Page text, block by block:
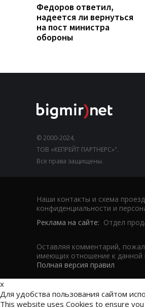
Федоров ответил,
надеется ли вернуться
на пост министра
обороны
© 2000-2024,
ТОВ «КЕПРЕЙТ ПАРТНЕРС»".
Все права защищены.
Наши контакты и схема
конфиденциальности и
Реклама на сайте: Отдел
Оставляя комментарий,
имеющих отношение к данной
Полная версия правил
x
Для удобства пользования сайтом
This website uses Cookies to ensure